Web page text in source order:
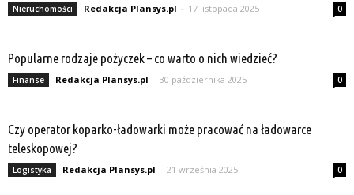
Nieruchomości Redakcja Plansys.pl - 17 listopada 2025 0
Popularne rodzaje pożyczek – co warto o nich wiedzieć?
Finanse Redakcja Plansys.pl - 30 października 2025 0
Czy operator koparko-ładowarki może pracować na ładowarce
teleskopowej?
Logistyka Redakcja Plansys.pl - 21 września 2025 0